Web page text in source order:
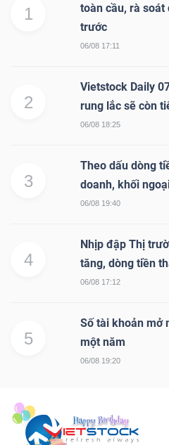
1
toàn cầu, rà soát
trước
06/08 17:11
2
Vietstock Daily
rung lắc sẽ còn
06/08 18:25
3
Theo dấu dòng
doanh, khối
06/08 19:40
4
Nhịp đập Thị
tăng, dòng tiền
06/08 17:12
5
Số tài khoản mở
một năm
06/08 19:20